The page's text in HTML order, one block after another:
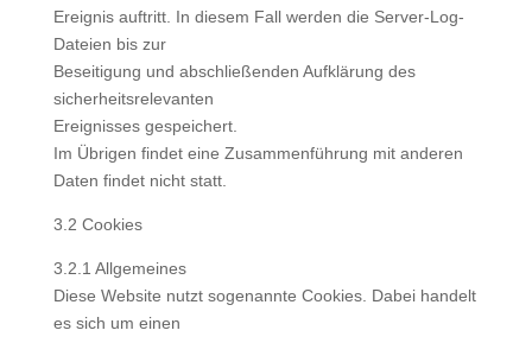
Ereignis auftritt. In diesem Fall werden die Server-Log-
Dateien bis zur
Beseitigung und abschließenden Aufklärung des
sicherheitsrelevanten
Ereignisses gespeichert.
Im Übrigen findet eine Zusammenführung mit anderen
Daten findet nicht statt.
3.2 Cookies
3.2.1 Allgemeines
Diese Website nutzt sogenannte Cookies. Dabei handelt
es sich um einen